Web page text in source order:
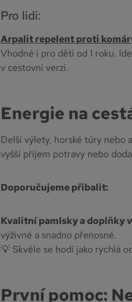
Pro lidi:
Arpalit repelent proti
Vhodné i pro děti od 1 roku.
v cestovní verzi.
Energie na
Delší výlety, horské túry nebo
vyšší příjem potravy nebo
Doporučujeme přibalit:
Kvalitní pamlsky a doplňky
výživné a snadno přenosné.
💡 Skvěle se hodí jako rychlá
První pomoc: